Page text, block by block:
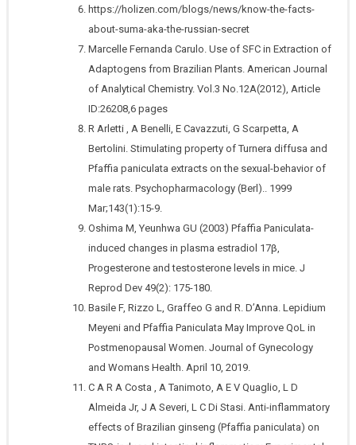
https://holizen.com/blogs/news/know-the-facts-
about-suma-aka-the-russian-secret
Marcelle Fernanda Carulo. Use of SFC in Extraction of
Adaptogens from Brazilian Plants. American Journal
of Analytical Chemistry. Vol.3 No.12A(2012), Article
ID:26208,6 pages
R Arletti , A Benelli, E Cavazzuti, G Scarpetta, A
Bertolini. Stimulating property of Turnera diffusa and
Pfaffia paniculata extracts on the sexual-behavior of
male rats. Psychopharmacology (Berl).. 1999
Mar;143(1):15-9.
Oshima M, Yeunhwa GU (2003) Pfaffia Paniculata-
induced changes in plasma estradiol 17β,
Progesterone and testosterone levels in mice. J
Reprod Dev 49(2): 175-180.
Basile F, Rizzo L, Graffeo G and R. D’Anna. Lepidium
Meyeni and Pfaffia Paniculata May Improve QoL in
Postmenopausal Women. Journal of Gynecology
and Womans Health. April 10, 2019.
C A R A Costa , A Tanimoto, A E V Quaglio, L D
Almeida Jr, J A Severi, L C Di Stasi. Anti-inflammatory
effects of Brazilian ginseng (Pfaffia paniculata) on